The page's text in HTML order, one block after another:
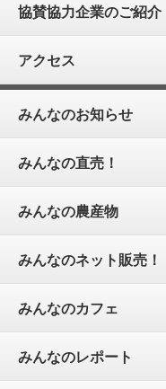
協賛協力企業のご紹介
アクセス
みんなのお知らせ
みんなの直売！
みんなの農産物
みんなのネット販売！
みんなのカフェ
みんなのレポート